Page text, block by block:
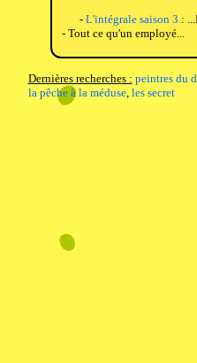
- L'intégrale saison 3 :
- Tout ce qu'un employé...
Dernières recherches : peintres du
la pêche à la méduse, les secret